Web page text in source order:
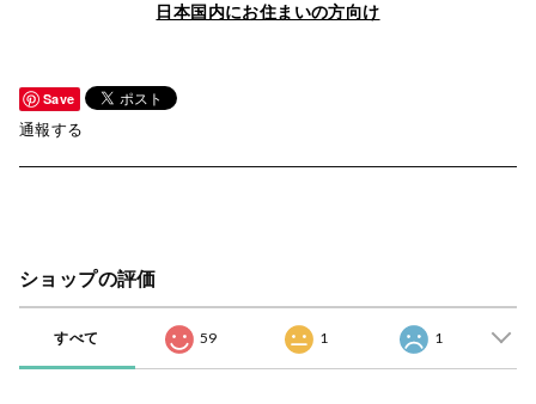
日本国内にお住まいの方向け
Save
通報する
ショップの評価
すべて 59 1 1